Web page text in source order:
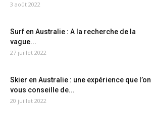
3 août 2022
Surf en Australie : A la recherche de la
vague...
27 juillet 2022
Skier en Australie : une expérience que l’on
vous conseille de...
20 juillet 2022